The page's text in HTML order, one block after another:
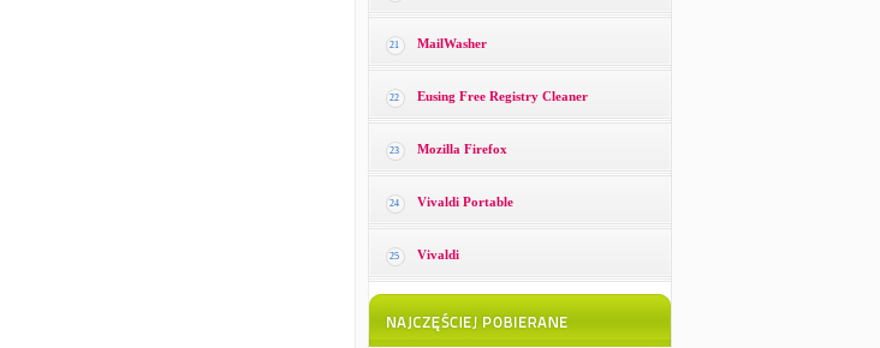
21 MailWasher
22 Eusing Free Registry Cleaner
23 Mozilla Firefox
24 Vivaldi Portable
25 Vivaldi